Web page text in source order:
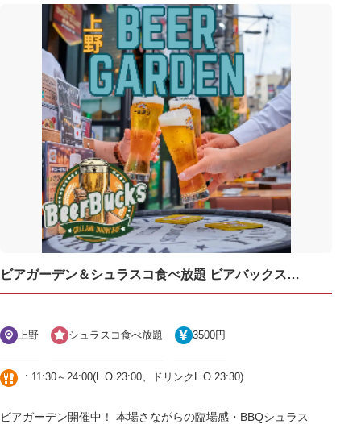
ビアガーデン＆シュラスコ食べ放題 ビアバックス上野店
上野 シュラスコ食べ放題 3500円
: 11:30～24:00(L.O.23:00、ドリンクL.O.23:30)
ビアガーデン開催中！ 本場さながらの臨場感・BBQシュラス